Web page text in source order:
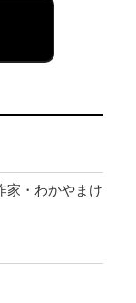
べき第一作
では、日本
れた同作誕
魅力と知ら
会へのメッ
いり』
・わかやまけ